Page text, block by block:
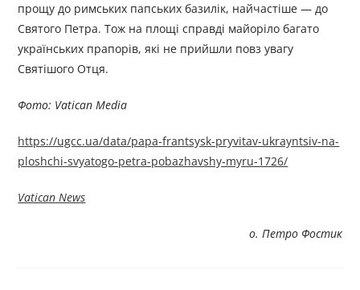
прощу до римських папських базилік, найчастіше — до
Святого Петра. Тож на площі справді майоріло багато
українських прапорів, які не прийшли повз увагу
Святішого Отця.
Фото: Vatican Media
https://ugcc.ua/data/papa-frantsysk-pryvitav-ukrayntsiv-na-
ploshchi-svyatogo-petra-pobazhavshy-myru-1726/
Vatican News
о. Петро Фостик